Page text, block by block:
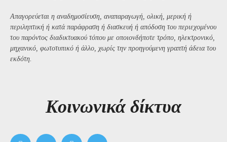
Απαγορεύεται η αναδημοσίευση, αναπαραγωγή, ολική, μερική ή
περιληπτική ή κατά παράφραση ή διασκευή ή απόδοση του περιεχομένου
του παρόντος διαδικτυακού τόπου με οποιονδήποτε τρόπο, ηλεκτρονικό,
μηχανικό, φωτοτυπικό ή άλλο, χωρίς την προηγούμενη γραπτή άδεια του
εκδότη.
Kοινωνικά δίκτυα